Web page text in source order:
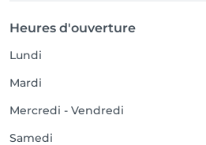
Heures d'ouverture
Lundi
Mardi
Mercredi - Vendredi
Samedi